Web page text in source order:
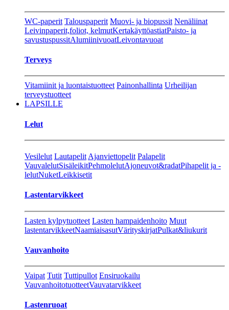
WC-paperit Talouspaperit Muovi- ja biopussit Nenäliinat
Leivinpaperit,foliot, kelmutKertakäyttöastiatPaisto- ja
savustuspussitAlumiinivuoatLeivontavuoat
Terveys
Vitamiinit ja luontaistuotteet Painonhallinta Urheilijan
terveystuotteet
LAPSILLE
Lelut
Vesilelut Lautapelit Ajanviettopelit Palapelit
VauvalelutSisäleikitPehmolelutAjoneuvot&radatPihapelit ja -
lelutNuketLeikkisetit
Lastentarvikkeet
Lasten kylpytuotteet Lasten hampaidenhoito Muut
lastentarvikkeetNaamiaisasutVärityskirjatPulkat&liukurit
Vauvanhoito
Vaipat Tutit Tuttipullot Ensiruokailu
VauvanhoitotuotteetVauvatarvikkeet
Lastenruoat